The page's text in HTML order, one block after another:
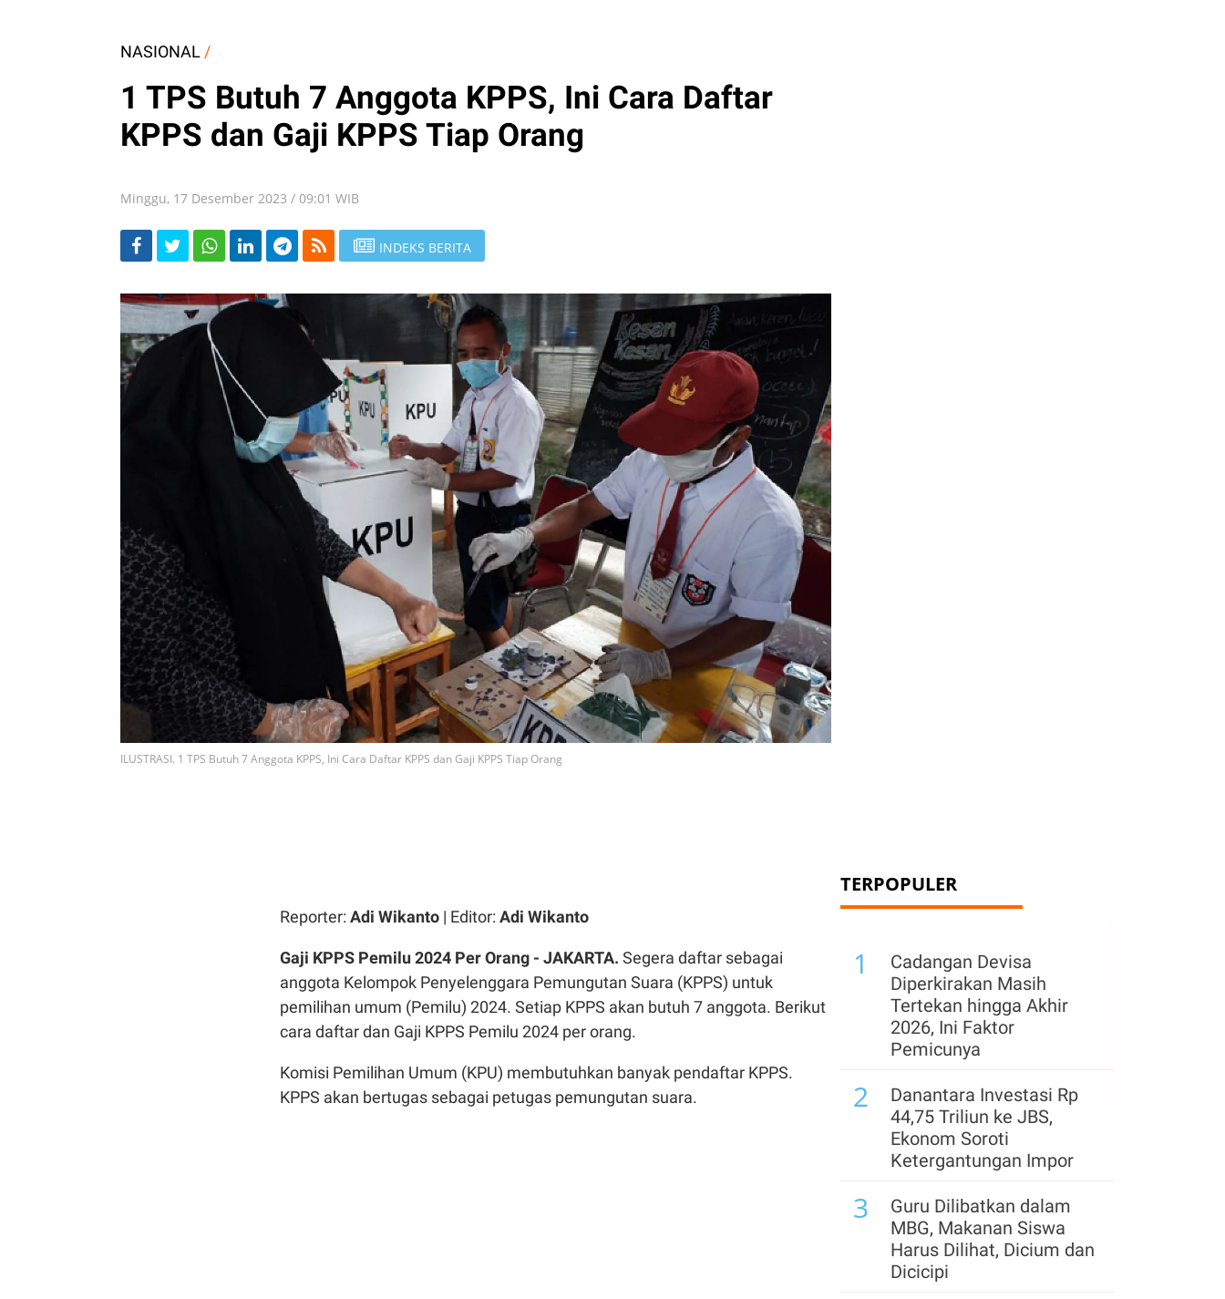
NASIONAL /
1 TPS Butuh 7 Anggota KPPS, Ini Cara Daftar
KPPS dan Gaji KPPS Tiap Orang
Minggu, 17 Desember 2023 / 09:01 WIB
INDEKS BERITA
ILUSTRASI. 1 TPS Butuh 7 Anggota KPPS, Ini Cara Daftar KPPS dan Gaji KPPS Tiap Orang
Reporter: Adi Wikanto | Editor: Adi Wikanto
Gaji KPPS Pemilu 2024 Per Orang - JAKARTA. Segera daftar sebagai
anggota Kelompok Penyelenggara Pemungutan Suara (KPPS) untuk
pemilihan umum (Pemilu) 2024. Setiap KPPS akan butuh 7 anggota. Berikut
cara daftar dan Gaji KPPS Pemilu 2024 per orang.
Komisi Pemilihan Umum (KPU) membutuhkan banyak pendaftar KPPS.
KPPS akan bertugas sebagai petugas pemungutan suara.
TERPOPULER
1
Cadangan Devisa
Diperkirakan Masih
Tertekan hingga Akhir
2026, Ini Faktor
Pemicunya
2
Danantara Investasi Rp
44,75 Triliun ke JBS,
Ekonom Soroti
Ketergantungan Impor
3
Guru Dilibatkan dalam
MBG, Makanan Siswa
Harus Dilihat, Dicium dan
Dicicipi